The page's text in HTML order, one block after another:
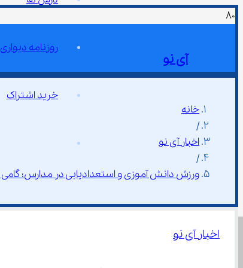
آی نو
روزنامه دیواری
خرید اشتراک
خانه
/
اخبار آی نو
/
ورزش دانش ‌آموزی و استعدادیابی در مدارس؛ گامی نو برای تحول تربیتی و نشاط آموزشی
اخبار آی نو